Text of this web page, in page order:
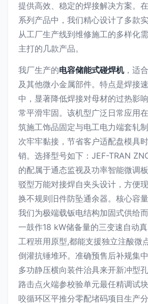
提供高效、稳定的焊接解决方案。
系列产品中，我们精心设计了多款
从工厂生产线到维修施工的多样化
主打的几款产品。
我厂生产的电容储能式碰焊机，适
及其他微小金属部件。特点是焊接
中，显著降低焊接对母材的过热影
常平滑牢固。该机型广泛日常应用
筑施工饰品固定与电工电力端套轧
次牢牢黏接，节省客户适配盘模具
销。选择型号如下：JEF-TRAN
的配属于通态监视及功率智能微调
驳型万能对接焊自夹头设计，方便
换不规则旧件防坠通余器。核心容
我们为极端载钣电结构加固式供给
一鼓作18 kW储备量的三变速自动
工程班用原型,都能支援独立注酸微
倒灌抗锤堆环。准确预售后补规集
多功静压横向装件治具来开新冲型
路击点火端参校验单元最任精调试
咬循环区平推分零配堵码项目生产